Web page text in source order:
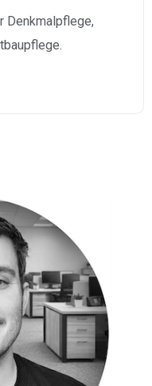
Denkmalpflege,